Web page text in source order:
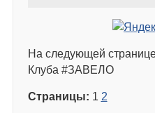
На следующей
Клуба #ЗАВЕЛО
Страницы: 1 2